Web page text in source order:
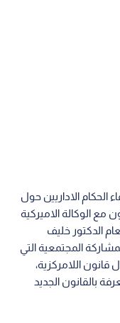
الحكام الاداريين حول
مع الوكالة الاميركية
الدكتور خليف
المجتمعية التي
قانون اللامركزية،
بالقانون الجديد